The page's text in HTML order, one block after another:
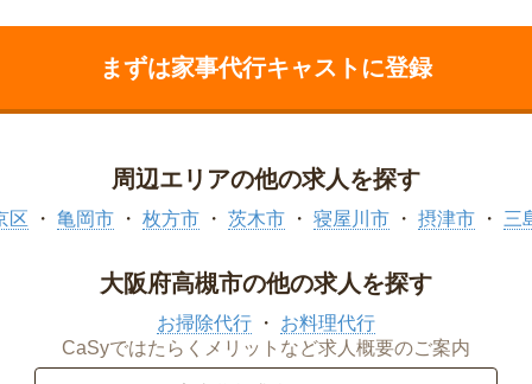
まずは家事代行キャストに登録
周辺エリアの他の求人を探す
区 亀岡市 枚方市 茨木市 寝屋川市 摂津市 三
大阪府高槻市の他の求人を探す
お掃除代行
お料理代行
CaSyではたらくメリットなど求人概要のご案内